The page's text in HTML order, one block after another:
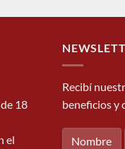
18
el
Recibí
beneficios y